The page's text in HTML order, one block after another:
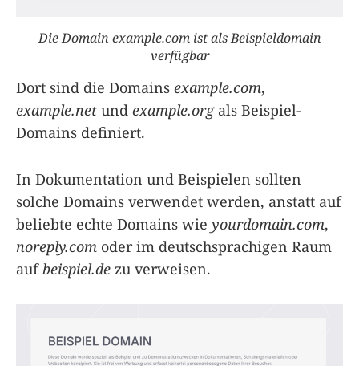
Die Domain example.com ist als Beispieldomain
verfügbar
Dort sind die Domains example.com,
example.net und example.orgals Beispiel-
Domains definiert.
In Dokumentation und Beispielen sollten
solche Domains verwendet werden, anstatt auf
beliebte echte Domains wie yourdomain.com,
noreply.com oder im deutschsprachigen Raum
aufbeispiel.de zu verweisen.